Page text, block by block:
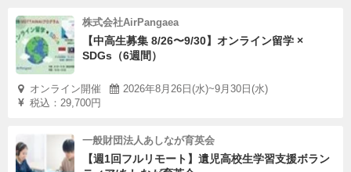
株式会社AirPangaea
【中高生募集 8/26〜9/30】オンライン留学 ×
SDGs（6週間）
オンライン開催
2026年8月26日(水)~9月30日(水)
税込：29,700円
一般財団法人あしなが育英会
【週1回フルリモート】遺児高校生学習支援ボラン